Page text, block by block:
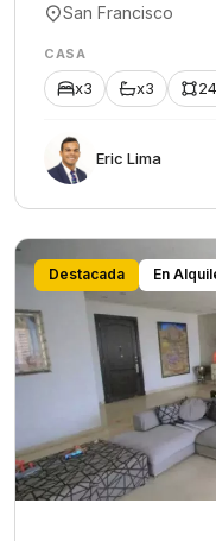
San Francisco
CASA
x3 x3
Eric Lima
Destacada En